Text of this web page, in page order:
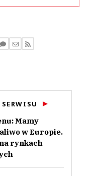
Mamy
w Europie.
rynkach